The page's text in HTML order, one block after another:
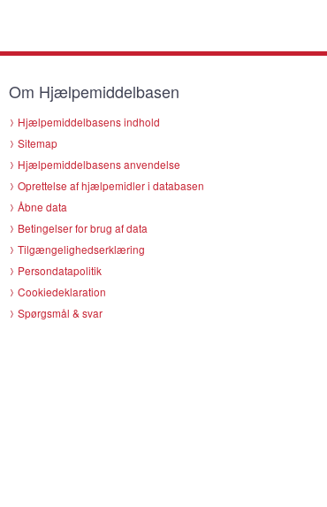
Om Hjælpemiddelbasen
Hjælpemiddelbasens indhold
Sitemap
Hjælpemiddelbasens anvendelse
Oprettelse af hjælpemidler i databasen
Åbne data
Betingelser for brug af data
Tilgængelighedserklæring
Persondatapolitik
Cookiedeklaration
Spørgsmål & svar